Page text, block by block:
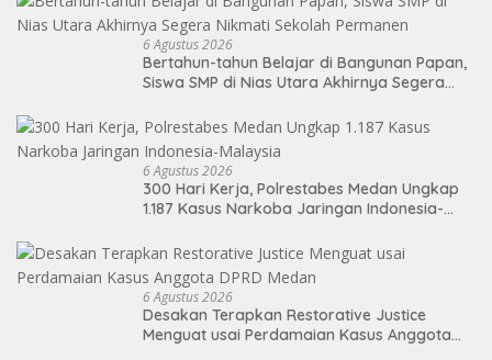
6 Agustus 2026
Bertahun-tahun Belajar di Bangunan Papan,
Siswa SMP di Nias Utara Akhirnya Segera
6 Agustus 2026
300 Hari Kerja, Polrestabes Medan Ungkap
1.187 Kasus Narkoba Jaringan Indonesia-
6 Agustus 2026
Desakan Terapkan Restorative Justice
Menguat usai Perdamaian Kasus Anggota